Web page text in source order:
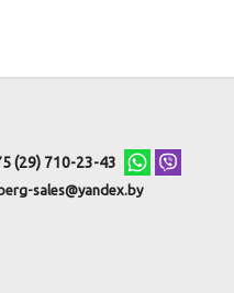
(29) 710-23-43
sales@yandex.by